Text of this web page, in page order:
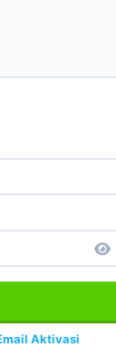
Aktivasi